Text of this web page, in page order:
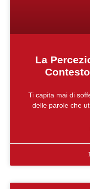
La
Ti capita mai di
delle parole che